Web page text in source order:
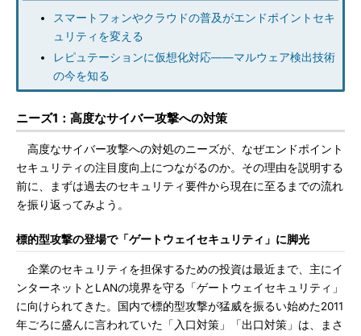
スマートフォンやクラウドの普及がエンドポイントセキ
ュリティを変える
レピュテーションに仮想化対応――マルウェア検出技術
の今を知る
ニーズ1：高度なサイバー攻撃への対策
高度なサイバー攻撃への対処のニーズが、なぜエンドポイント
セキュリティの注目度向上につながるのか。その理由を説明する
前に、まずは過去のセキュリティ要件から現在に至るまでの流れ
を振り返ってみよう。
標的型攻撃の登場で「ゲートウェイセキュリティ」に脚光
企業のセキュリティを担保するための投資は最近まで、主にイ
ンターネットとLANの境界を守る「ゲートウェイセキュリティ」
に向けられてきた。国内で標的型攻撃が猛威を振るい始めた2011
年ごろに盛んに言われていた「入口対策」「出口対策」は、まさ